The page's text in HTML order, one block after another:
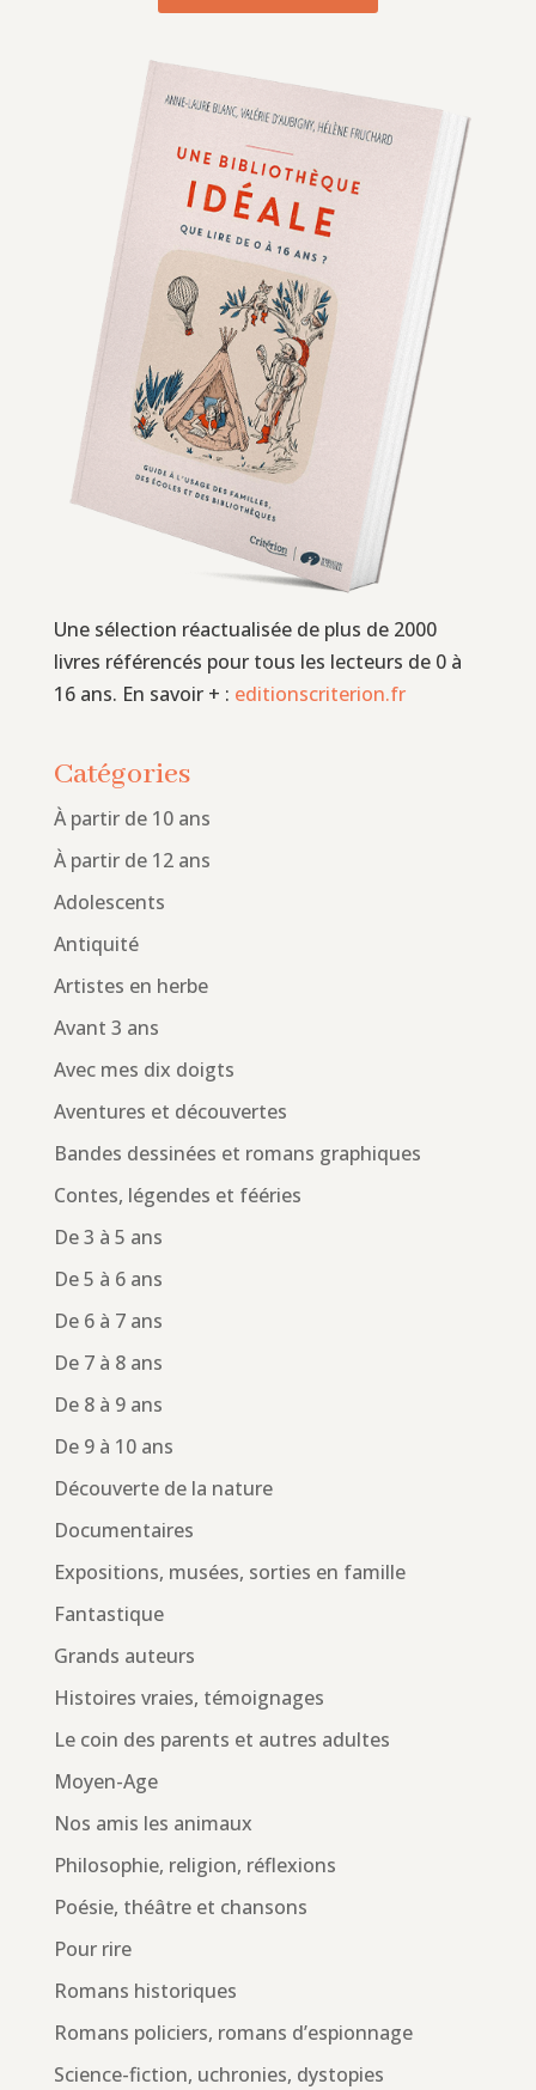
Une sélection réactualisée de plus de 2000
livres référencés pour tous les lecteurs de 0 à
16 ans. En savoir + : editionscriterion.fr
Catégories
À partir de 10 ans
À partir de 12 ans
Adolescents
Antiquité
Artistes en herbe
Avant 3 ans
Avec mes dix doigts
Aventures et découvertes
Bandes dessinées et romans graphiques
Contes, légendes et fééries
De 3 à 5 ans
De 5 à 6 ans
De 6 à 7 ans
De 7 à 8 ans
De 8 à 9 ans
De 9 à 10 ans
Découverte de la nature
Documentaires
Expositions, musées, sorties en famille
Fantastique
Grands auteurs
Histoires vraies, témoignages
Le coin des parents et autres adultes
Moyen-Age
Nos amis les animaux
Philosophie, religion, réflexions
Poésie, théâtre et chansons
Pour rire
Romans historiques
Romans policiers, romans d’espionnage
Science-fiction, uchronies, dystopies